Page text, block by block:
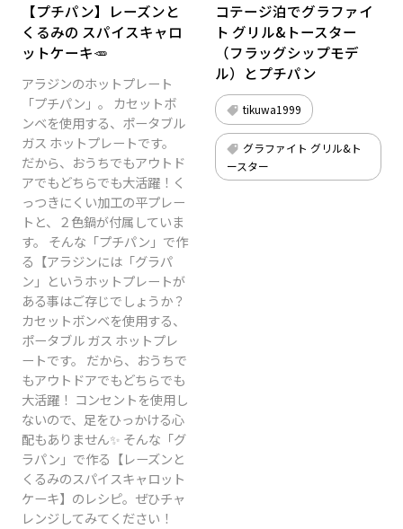
【プチパン】レーズンと
くるみの スパイスキャロ
ットケーキ🥕
アラジンのホットプレート
「プチパン」。 カセットボ
ンベを使用する、ポータブル
ガス ホットプレートです。
だから、おうちでもアウトド
アでもどちらでも大活躍！く
っつきにくい加工の平プレー
トと、２色鍋が付属していま
す。 そんな「プチパン」で作
る【アラジンには「グラパ
ン」というホットプレートが
ある事はご存じでしょうか？
カセットボンベを使用する、
ポータブル ガス ホットプレ
ートです。 だから、おうちで
もアウトドアでもどちらでも
大活躍！ コンセントを使用し
ないので、足をひっかける心
配もありません✨ そんな「グ
ラパン」で作る【レーズンと
くるみのスパイスキャロット
ケーキ】のレシピ。ぜひチャ
レンジしてみてください！
コテージ泊でグラファイ
ト グリル&トースター
（フラッグシップモデ
ル）とプチパン
tikuwa1999
グラファイト グリル&ト
ースター